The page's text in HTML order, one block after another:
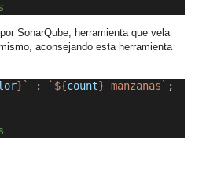
SonarQube, herramienta que vela
aconsejando esta herramienta
}` : `${count} manzanas` ;